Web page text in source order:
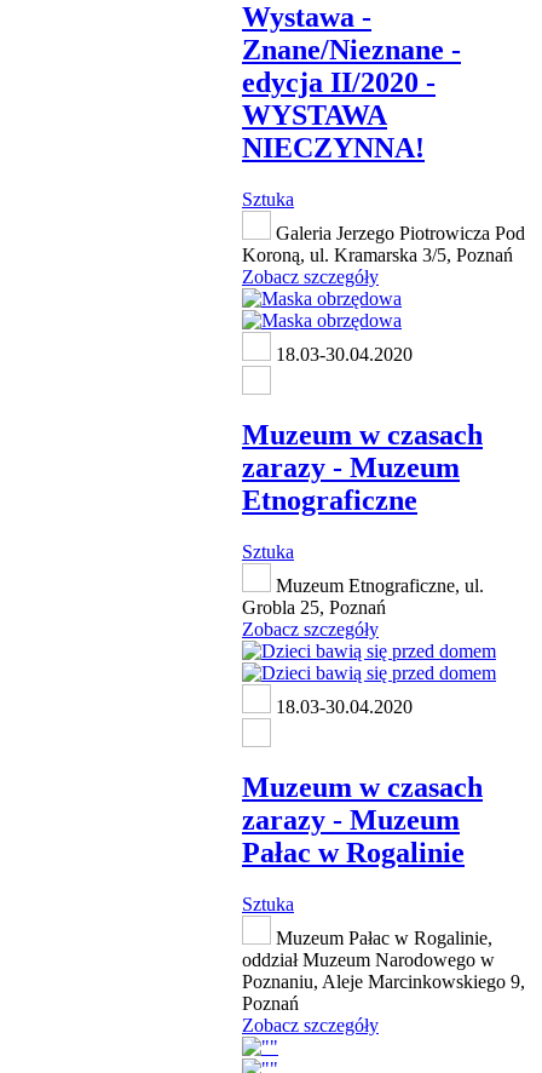
Wystawa -
Znane/Nieznane -
edycja II/2020 -
WYSTAWA
NIECZYNNA!
Sztuka
Galeria Jerzego Piotrowicza Pod
Koroną, ul. Kramarska 3/5, Poznań
Zobacz szczegóły
18.03-30.04.2020
Muzeum w czasach
zarazy - Muzeum
Etnograficzne
Sztuka
Muzeum Etnograficzne, ul.
Grobla 25, Poznań
Zobacz szczegóły
18.03-30.04.2020
Muzeum w czasach
zarazy - Muzeum
Pałac w Rogalinie
Sztuka
Muzeum Pałac w Rogalinie,
oddział Muzeum Narodowego w
Poznaniu, Aleje Marcinkowskiego 9,
Poznań
Zobacz szczegóły